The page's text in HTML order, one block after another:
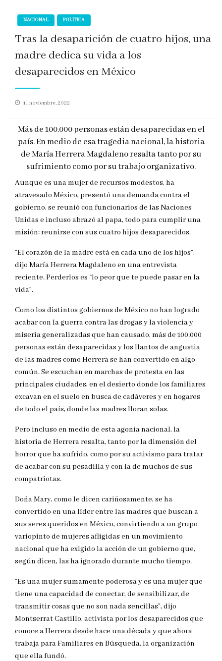
NACIONAL POLITICA
Tras la desaparición de cuatro hijos, una
madre dedica su vida a los
desaparecidos en México
Publicado
11 noviembre, 2022
Más de 100.000 personas están desaparecidas en el
país. En medio de esa tragedia nacional, la historia
de María Herrera Magdaleno resalta tanto por su
sufrimiento como por su trabajo organizativo.
Aunque es una mujer de recursos modestos, ha
atravesado México, presentó una demanda contra el
gobierno, se reunió con funcionarios de las Naciones
Unidas e incluso abrazó al papa, todo para cumplir una
misión: reunirse con sus cuatro hijos desaparecidos.
“El corazón de la madre está en cada uno de los hijos”,
dijo María Herrera Magdaleno en una entrevista
reciente. Perderlos es “lo peor que te puede pasar en la
vida”.
Como los distintos gobiernos de México no han logrado
acabar con la guerra contra las drogas y la violencia y
miseria generalizadas que han causado, más de 100.000
personas están desaparecidas y los llantos de angustia
de las madres como Herrera se han convertido en algo
común. Se escuchan en marchas de protesta en las
principales ciudades, en el desierto donde los familiares
excavan en el suelo en busca de cadáveres y en hogares
de todo el país, donde las madres lloran solas.
Pero incluso en medio de esta agonía nacional, la
historia de Herrera resalta, tanto por la dimensión del
horror que ha sufrido, como por su activismo para tratar
de acabar con su pesadilla y con la de muchos de sus
compatriotas.
Doña Mary, como le dicen cariñosamente, se ha
convertido en una líder entre las madres que buscan a
sus seres queridos en México, convirtiendo a un grupo
variopinto de mujeres afligidas en un movimiento
nacional que ha exigido la acción de un gobierno que,
según dicen, las ha ignorado durante mucho tiempo.
“Es una mujer sumamente poderosa y es una mujer que
tiene una capacidad de conectar, de sensibilizar, de
transmitir cosas que no son nada sencillas”, dijo
Montserrat Castillo, activista por los desaparecidos que
conoce a Herrera desde hace una década y que ahora
trabaja para Familiares en Búsqueda, la organización
que ella fundó.